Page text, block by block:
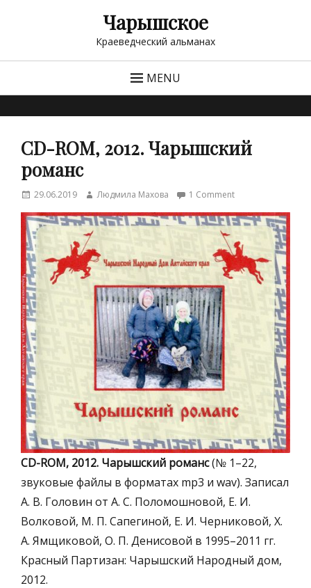
Чарышское
Краеведческий альманах
MENU
СD-ROM, 2012. Чарышский
романс
Posted29.06.2019 AuthorЛюдмила Махова 1 Comment
СD-ROM, 2012. Чарышский романс(№ 1–22,
звуковые файлы в форматах mp3 и wav). Записал
А. В. Головин от А. С. Поломошновой, Е. И.
Волковой, М. П. Сапегиной, Е. И. Черниковой, Х.
А. Ямщиковой, О. П. Денисовой в 1995–2011 гг.
Красный Партизан: Чарышский Народный дом,
2012.